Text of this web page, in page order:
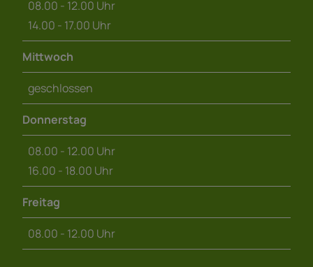
08.00 - 12.00 Uhr
14.00 - 17.00 Uhr
Mittwoch
geschlossen
Donnerstag
08.00 - 12.00 Uhr
16.00 - 18.00 Uhr
Freitag
08.00 - 12.00 Uhr